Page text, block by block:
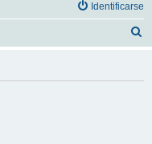
Identificarse